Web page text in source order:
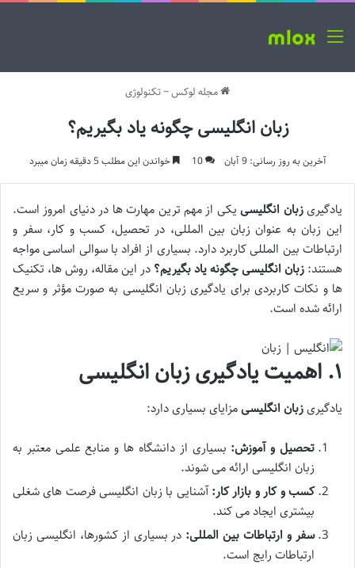
منو
مجله لوکس~تکنولوژی
زبان انگلیسی چگونه یاد بگیریم؟
آخرین به روز رسانی: 9 آبان 10 خواندن این مطلب 5 دقیقه زمان میبرد
یادگیریزبان انگلیسییکی از مهم ترین مهارت ها در دنیای امروز است.
این زبان به عنوان زبان بین المللی، در تحصیل، کسب و کار، سفر و
ارتباطات بین المللی کاربرد دارد. بسیاری از افراد با سوالی اساسی مواجه
هستند: زبان انگلیسی چگونه یاد بگیریم؟ در این مقاله، روش ها، تکنیک
ها و نکات کاربردی برای یادگیری زبان انگلیسی به صورت مؤثر و سریع
ارائه شده است.
۱. اهمیت یادگیری زبان انگلیسی
یادگیریزبان انگلیسیمزایای بسیاری دارد:
تحصیل و آموزش: بسیاری از دانشگاه ها و منابع علمی معتبر به
زبان انگلیسی ارائه می شوند.
کسب و کار و بازار کار:آشنایی با زبان انگلیسی فرصت های شغلی
بیشتری ایجاد می کند.
سفر و ارتباطات بین المللی: در بسیاری از کشورها، انگلیسی زبان
ارتباطات رایج است.